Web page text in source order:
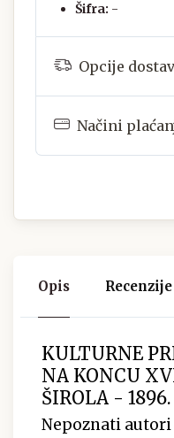
Šifra: -
Opcije
Načini
Opis
KULTURNE
NA KONCU
ŠIROLA - 1896.
Nepoznati autori